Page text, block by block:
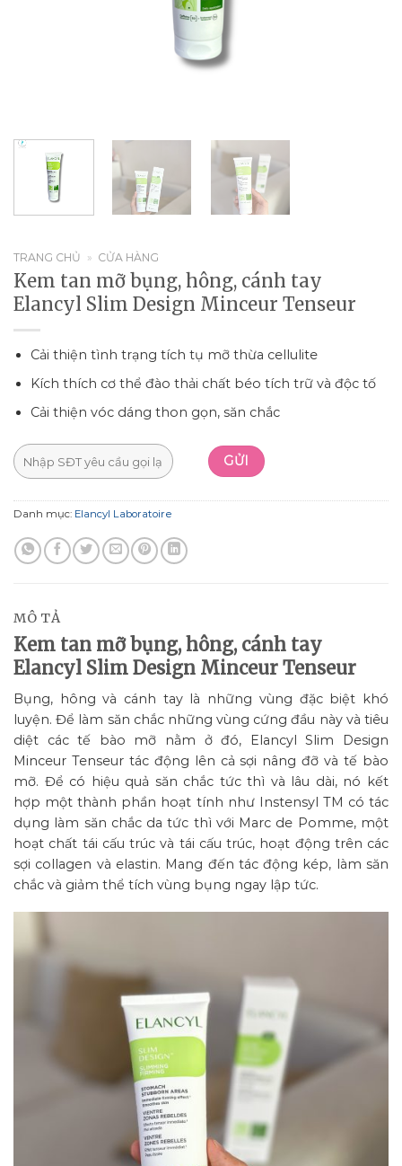
TRANG CHỦ » CỬA HÀNG
Kem tan mỡ bụng, hông, cánh tay
Elancyl Slim Design Minceur Tenseur
Cải thiện tình trạng tích tụ mỡ thừa cellulite
Kích thích cơ thể đào thải chất béo tích trữ và độc tố
Cải thiện vóc dáng thon gọn, săn chắc
Danh mục: Elancyl Laboratoire
MÔ TẢ
Kem tan mỡ bụng, hông, cánh tay
Elancyl Slim Design Minceur Tenseur
Bụng, hông và cánh tay là những vùng đặc biệt khó
luyện. Để làm săn chắc những vùng cứng đầu này và tiêu
diệt các tế bào mỡ nằm ở đó, Elancyl Slim Design
Minceur Tenseur tác động lên cả sợi nâng đỡ và tế bào
mỡ. Để có hiệu quả săn chắc tức thì và lâu dài, nó kết
hợp một thành phần hoạt tính như Instensyl TM có tác
dụng làm săn chắc da tức thì với Marc de Pomme, một
hoạt chất tái cấu trúc và tái cấu trúc, hoạt động trên các
sợi collagen và elastin. Mang đến tác động kép, làm săn
chắc và giảm thể tích vùng bụng ngay lập tức.